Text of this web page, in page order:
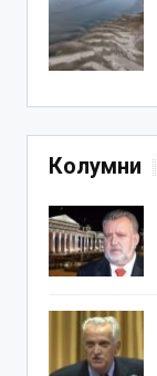
Колумни